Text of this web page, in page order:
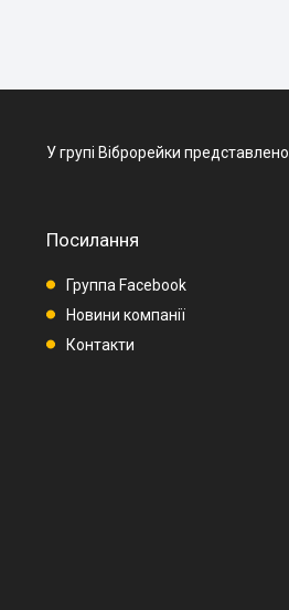
У групі Віброрейки
Посилання
Группа Facebook
Новини компанії
Контакти